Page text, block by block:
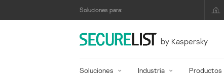
Soluciones para:
by Kaspersky
Soluciones Industria Productos